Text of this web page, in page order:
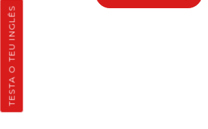
TESTA O TEU INGLÊS